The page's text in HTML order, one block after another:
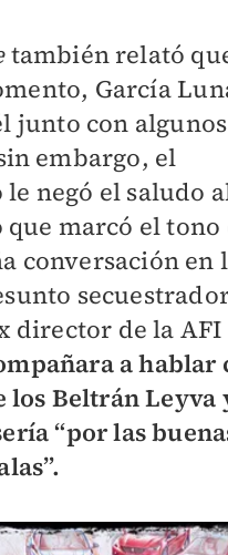
también relató
García
junto con algunos
embargo, el
negó el saludo
marcó el tono
conversación en
director de la AFI
a hablar
los Beltrán Leyva
“por las